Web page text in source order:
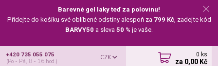
Barevné gel laky teď za polovinu!
Přidejte do košíku své oblíbené odstíny alespoň za 799 Kč, zadejte kód
BARVY50 a sleva 50 % je vaše.
CZK
+420 735 055 075
(Po - Pá, 8 - 16 hod.)
0 ks
za 0,00 Kč